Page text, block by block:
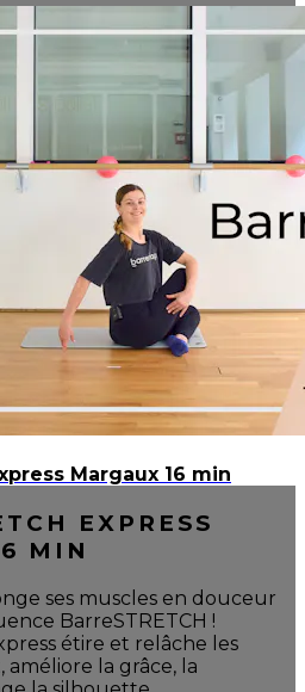
Margaux 16 min
EXPRESS
MIN
ses muscles en douceur
BarreSTRETCH !
étire et relâche les
améliore la grâce, la